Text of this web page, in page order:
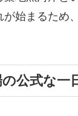
始まるため
公式な一